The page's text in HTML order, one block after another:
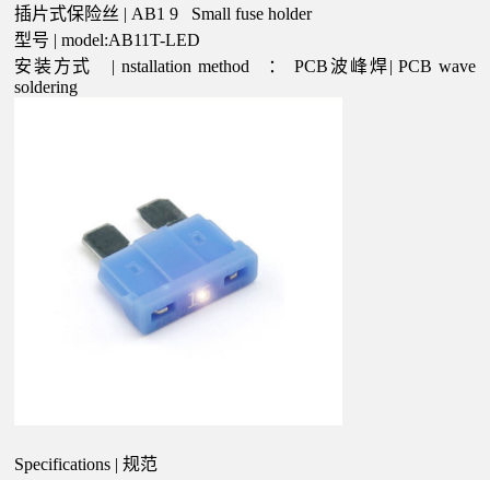
插片式保险丝 | AB1 9
Small fuse holder
型号 | model:AB11T-LED
安装方式
| nstallation method ： PCB波峰焊|PCB wave
soldering
Specifications | 规范